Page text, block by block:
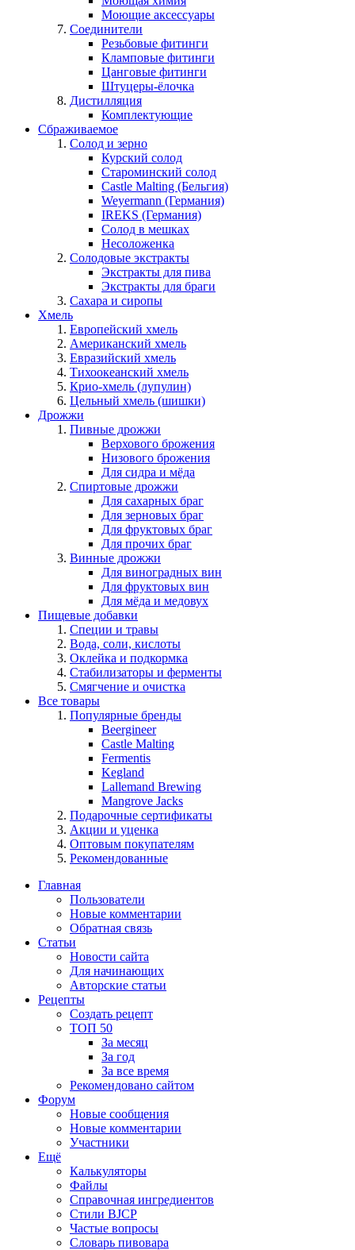
Моющие аксессуары
Соединители
Резьбовые фитинги
Кламповые фитинги
Цанговые фитинги
Штуцеры-ёлочка
Дистилляция
Комплектующие
Сбраживаемое
Солод и зерно
Курский солод
Староминский солод
Castle Malting (Бельгия)
Weyermann (Германия)
IREKS (Германия)
Солод в мешках
Несоложенка
Солодовые экстракты
Экстракты для пива
Экстракты для браги
Сахара и сиропы
Хмель
Европейский хмель
Американский хмель
Евразийский хмель
Тихоокеанский хмель
Крио-хмель (лупулин)
Цельный хмель (шишки)
Дрожжи
Пивные дрожжи
Верхового брожения
Низового брожения
Для сидра и мёда
Спиртовые дрожжи
Для сахарных браг
Для зерновых браг
Для фруктовых браг
Для прочих браг
Винные дрожжи
Для виноградных вин
Для фруктовых вин
Для мёда и медовух
Пищевые добавки
Специи и травы
Вода, соли, кислоты
Оклейка и подкормка
Стабилизаторы и ферменты
Смягчение и очистка
Все товары
Популярные бренды
Beergineer
Castle Malting
Fermentis
Kegland
Lallemand Brewing
Mangrove Jacks
Подарочные сертификаты
Акции и уценка
Оптовым покупателям
Рекомендованные
Главная
Пользователи
Новые комментарии
Обратная связь
Статьи
Новости сайта
Для начинающих
Авторские статьи
Рецепты
Создать рецепт
ТОП 50
За месяц
За год
За все время
Рекомендовано сайтом
Форум
Новые сообщения
Новые комментарии
Участники
Ещё
Калькуляторы
Файлы
Справочная ингредиентов
Стили BJCP
Частые вопросы
Словарь пивовара